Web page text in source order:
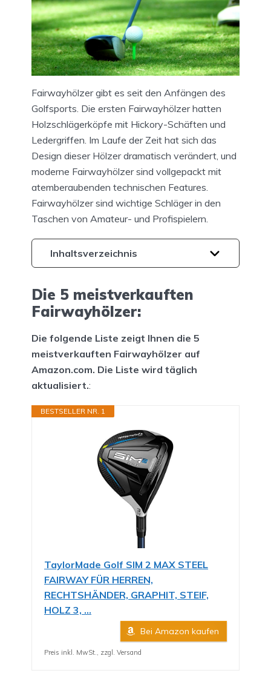
Fairwayhölzer gibt es seit den Anfängen des
Golfsports. Die ersten Fairwayhölzer hatten
Holzschlägerköpfe mit Hickory-Schäften und
Ledergriffen. Im Laufe der Zeit hat sich das
Design dieser Hölzer dramatisch verändert, und
moderne Fairwayhölzer sind vollgepackt mit
atemberaubenden technischen Features.
Fairwayhölzer sind wichtige Schläger in den
Taschen von Amateur- und Profispielern.
Inhaltsverzeichnis
Die 5 meistverkauften
Fairwayhölzer:
Die folgende Liste zeigt Ihnen die 5
meistverkauften Fairwayhölzer auf
Amazon.com. Die Liste wird täglich
aktualisiert.:
BESTSELLER NR. 1
TaylorMade Golf SIM 2 MAX STEEL
FAIRWAY FÜR HERREN,
RECHTSHÄNDER, GRAPHIT, STEIF,
HOLZ 3, ...
Bei Amazon kaufen
Preis inkl. MwSt., zzgl. Versand